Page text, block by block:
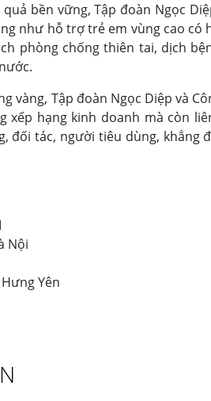
bền vững, Tập đoàn Ngọc
như hỗ trợ trẻ em vùng cao có
phòng chống thiên tai, dịch
vàng, Tập đoàn Ngọc Diệp và
xếp hạng kinh doanh mà còn
đối tác, người tiêu dùng, khẳng
Nội
Yên